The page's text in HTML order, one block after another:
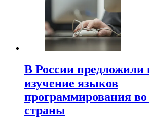
В России предложили
изучение языков
программирования
страны